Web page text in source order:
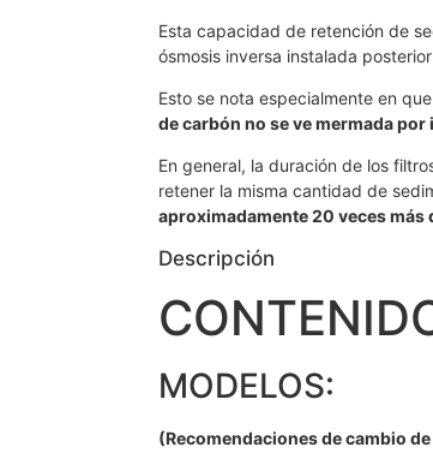
Esta capacidad de retención de
ósmosis inversa instalada
Esto se nota especialmente en que
de carbón no se ve mermada
En general, la duración de los
retener la misma cantidad de
aproximadamente 20 veces más
Descripción
MODELOS:
(Recomendaciones de cambio